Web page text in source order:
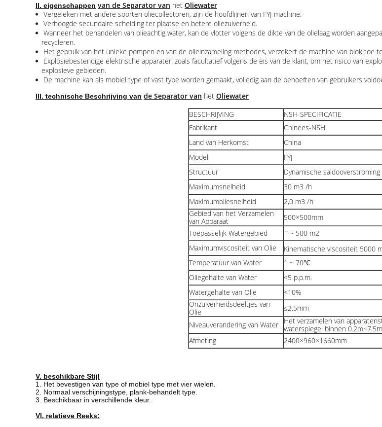
II. eigenschappen van de Separator van het Oliewater
Vergeleken met andere soorten oliecollectoren, zijn de hoofdlijnen van FYJ-machine:
Verhoogde secundaire scheiding ter plaatse en betere oliezuiverheid.
Wanneer het behandelen van olieachtig water, kan de vlotter volgens de dikte van de olielaag worden
recycleren.
Het gebruik van het unieke pompen en van de olieinzameling methodes, verzekert de machine van blok toe
Explosiebestendige elektrische apparaten zoals facultatief volgens de eis van de klant, om het risico van
explosieve gebieden.
De machine kan als mobiel type of vast type worden gemaakt, volledig aan de behoeften van gebruikers
III. technische Beschrijving van de Separator van het Oliewater
BESCHRIJVING
NSH-SPECIFICATIE
Fabrikant
Chinees-NSH
Land van Herkomst
China
Model
FYJ
Structuur
Dynamische saldooverstroming
Maximumsnelheid
30 m3 /h
Maximumoliesnelheid
2,0 m3 /h
Gebied van het Verzamelen
van Apparaat
500×500mm
Toepasselijk Watergebied
1 ~ 500 m2
Maximumviscositeit van Olie
Kinematische viscositeit 5000
Temperatuur van Water
1 ~ 70℃
Oliegehalte van Water
<5 p.p.m.
Watergehalte van Olie
<10%
Onzuiverheidsdeeltjes van
Olie
≤2.5mm
Niveauverandering van Water
Het verzamelen van
waterspiegel binnen 0.2m~7.5m
Afmeting
2400×960×1660mm
V. beschikbare Stijl
1. Het bevestigen van type of mobiel type met vier wielen.
2. Normaal verschijningstype, plank-behandelt type.
3. Beschikbaar in verschillende kleur.
VI. relatieve Reeks: